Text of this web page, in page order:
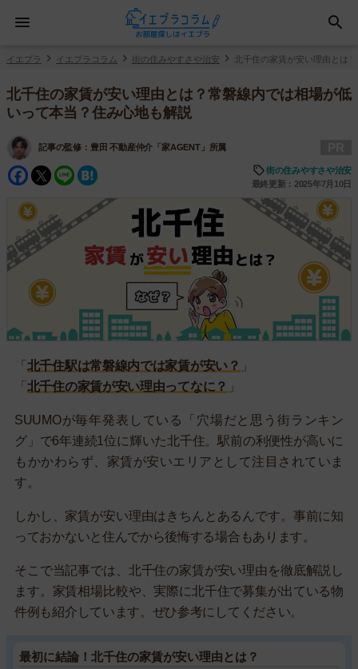
イエプラ イエプラコラム 街の住みやすさや治安 北千住の家賃が安い理由とは
北千住の家賃が安い理由とは？常磐線内では相場が低
いって本当？住み心地も解説
記事の監修： 豊田 不動産仲介「家AGENT」所属
Facebook
Twitter
Line
街の住みやすさや治安
最終更新：2025年7月10日
「 北千住駅は常磐線内では家賃が安い？ 」
「 北千住の家賃が安い理由ってなに？ 」
SUUMOが毎年発表している「穴場だと思う街ランキン
グ」で6年連続1位に輝いた北千住。駅前の利便性が高いに
もかかわらず、家賃が安いエリアとして注目されていま
す。
しかし、家賃が安い理由はきちんとあるんです。事前に知
っておかないと住んでから後悔する場合もあります。
そこで当記事では、北千住の家賃が安い理由を徹底解説し
ます。家賃相場比較や、実際に北千住で募集が出ている物
件例も紹介しています。ぜひ参考にしてください。
最初に結論！北千住の家賃が安い理由とは？